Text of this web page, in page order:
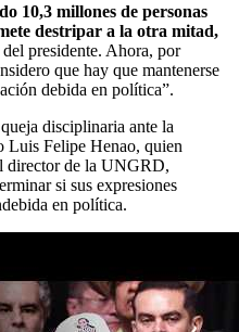
10,3 millones de personas
destripar a la otra mitad,
presidente. Ahora, por
que hay que mantenerse
debida en política”.
disciplinaria ante la
Luis Felipe Henao, quien
director de la UNGRD,
si sus expresiones
en política.